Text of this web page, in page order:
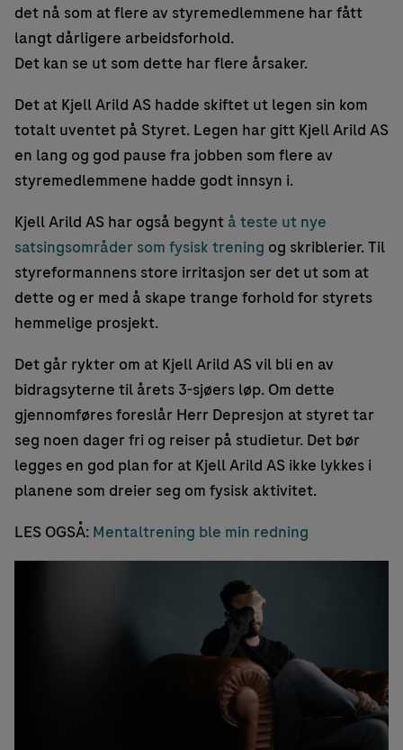
det nå som at flere av styremedlemmene har fått
langt dårligere arbeidsforhold.
Det kan se ut som dette har flere årsaker.
Det at Kjell Arild AS hadde skiftet ut legen sin kom
totalt uventet på Styret. Legen har gitt Kjell Arild AS
en lang og god pause fra jobben som flere av
styremedlemmene hadde godt innsyn i.
Kjell Arild AS har også begynt å teste ut nye
satsingsområder som fysisk trening og skriblerier. Til
styreformannens store irritasjon ser det ut som at
dette og er med å skape trange forhold for styrets
hemmelige prosjekt.
Det går rykter om at Kjell Arild AS vil bli en av
bidragsyterne til årets 3-sjøers løp. Om dette
gjennomføres foreslår Herr Depresjon at styret tar
seg noen dager fri og reiser på studietur. Det bør
legges en god plan for at Kjell Arild AS ikke lykkes i
planene som dreier seg om fysisk aktivitet.
LES OGSÅ: Mentaltrening ble min redning